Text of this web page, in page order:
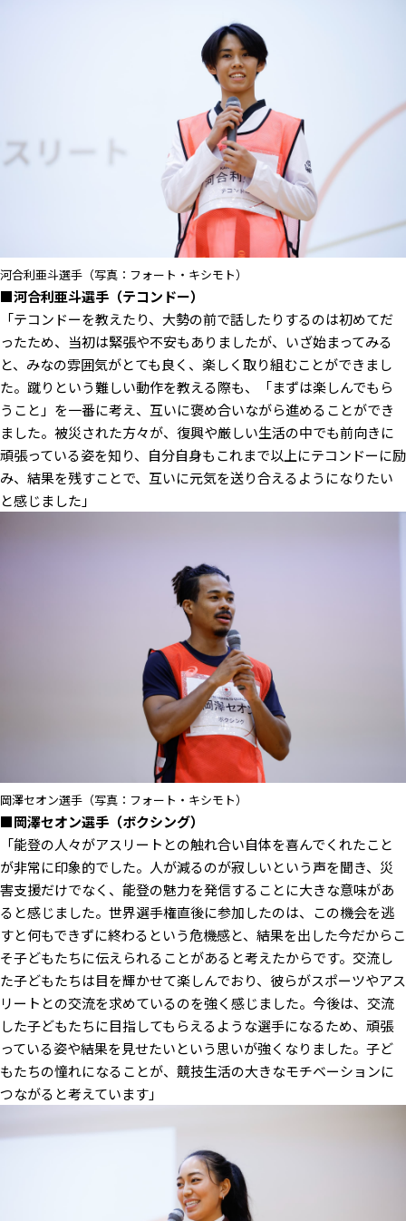
河合利亜斗選手（写真：フォート・キシモト）
■河合利亜斗選手（テコンドー）
「テコンドーを教えたり、大勢の前で話したりするのは初めてだ
ったため、当初は緊張や不安もありましたが、いざ始まってみる
と、みなの雰囲気がとても良く、楽しく取り組むことができまし
た。蹴りという難しい動作を教える際も、「まずは楽しんでもら
うこと」を一番に考え、互いに褒め合いながら進めることができ
ました。被災された方々が、復興や厳しい生活の中でも前向きに
頑張っている姿を知り、自分自身もこれまで以上にテコンドーに励
み、結果を残すことで、互いに元気を送り合えるようになりたい
と感じました」
岡澤セオン選手（写真：フォート・キシモト）
■岡澤セオン選手（ボクシング）
「能登の人々がアスリートとの触れ合い自体を喜んでくれたこと
が非常に印象的でした。人が減るのが寂しいという声を聞き、災
害支援だけでなく、能登の魅力を発信することに大きな意味があ
ると感じました。世界選手権直後に参加したのは、この機会を逃
すと何もできずに終わるという危機感と、結果を出した今だからこ
そ子どもたちに伝えられることがあると考えたからです。交流し
た子どもたちは目を輝かせて楽しんでおり、彼らがスポーツやアス
リートとの交流を求めているのを強く感じました。今後は、交流
した子どもたちに目指してもらえるような選手になるため、頑張
っている姿や結果を見せたいという思いが強くなりました。子ど
もたちの憧れになることが、競技生活の大きなモチベーションに
つながると考えています」